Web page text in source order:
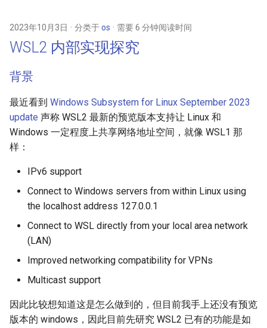
2023年10月3日 分类于os 需要 6 分钟阅读时间
WSL2 内部实现探究
背景
最近看到 Windows Subsystem for Linux September 2023
update 声称 WSL2 最新的预览版本支持让 Linux 和
Windows 一定程度上共享网络地址空间，就像 WSL1 那
样：
IPv6 support
Connect to Windows servers from within Linux using
the localhost address 127.0.0.1
Connect to WSL directly from your local area network
(LAN)
Improved networking compatibility for VPNs
Multicast support
因此比较想知道这是怎么做到的，但目前我手上还没有预览
版本的 windows，因此目前先研究 WSL2 已有的功能是如